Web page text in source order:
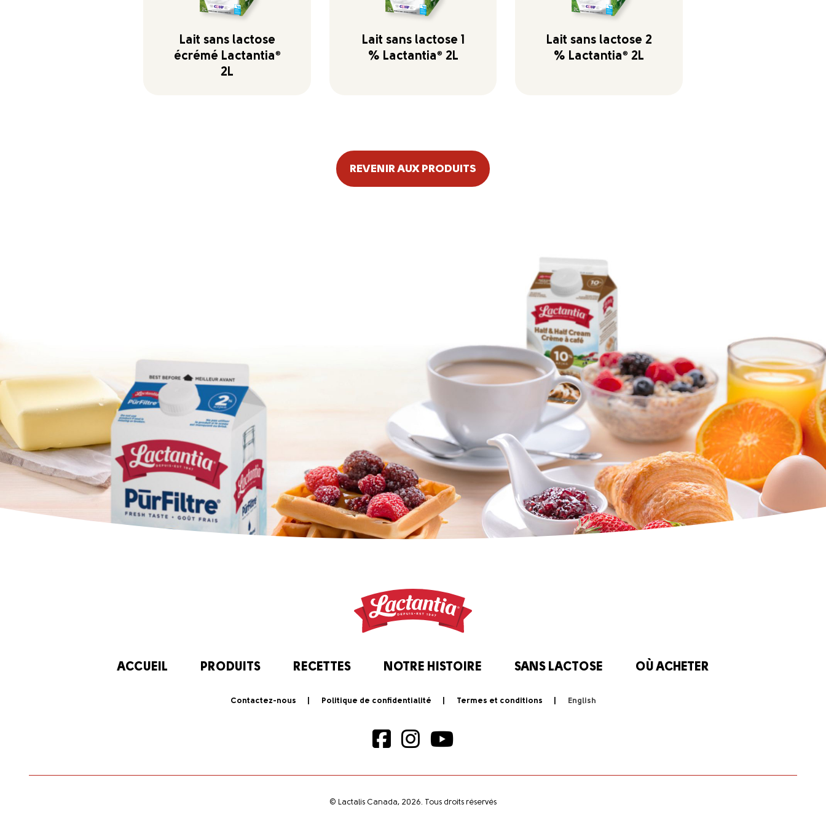
Lait sans lactose
écrémé Lactantia®
2L
Lait sans lactose 1
% Lactantia® 2L
Lait sans lactose 2
% Lactantia® 2L
REVENIR AUX PRODUITS
ACCUEIL PRODUITS RECETTES NOTRE HISTOIRE SANS LACTOSE OÙ ACHETER
Contactez-nous Politique de confidentialité Termes et conditions
© Lactalis Canada, 2026. Tous droits réservés